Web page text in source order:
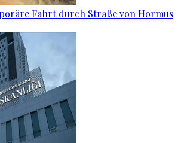
Fahrt durch Straße von Hormus